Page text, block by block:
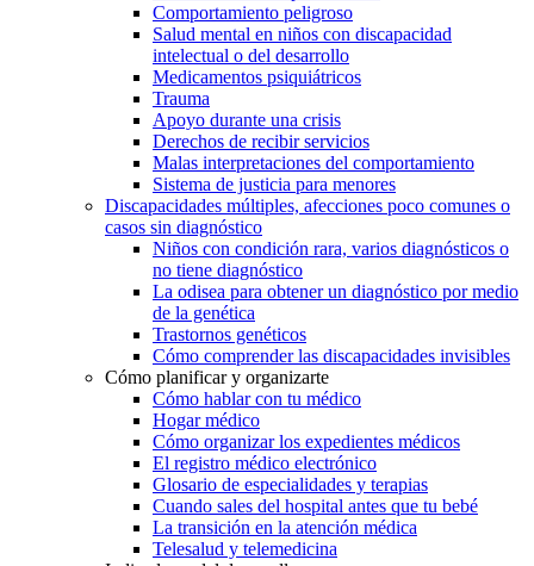
Comportamiento peligroso
Salud mental en niños con discapacidad
intelectual o del desarrollo
Medicamentos psiquiátricos
Trauma
Apoyo durante una crisis
Derechos de recibir servicios
Malas interpretaciones del comportamiento
Sistema de justicia para menores
Discapacidades múltiples, afecciones poco comunes o
casos sin diagnóstico
Niños con condición rara, varios diagnósticos o
no tiene diagnóstico
La odisea para obtener un diagnóstico por medio
de la genética
Trastornos genéticos
Cómo comprender las discapacidades invisibles
Cómo planificar y organizarte
Cómo hablar con tu médico
Hogar médico
Cómo organizar los expedientes médicos
El registro médico electrónico
Glosario de especialidades y terapias
Cuando sales del hospital antes que tu bebé
La transición en la atención médica
Telesalud y telemedicina